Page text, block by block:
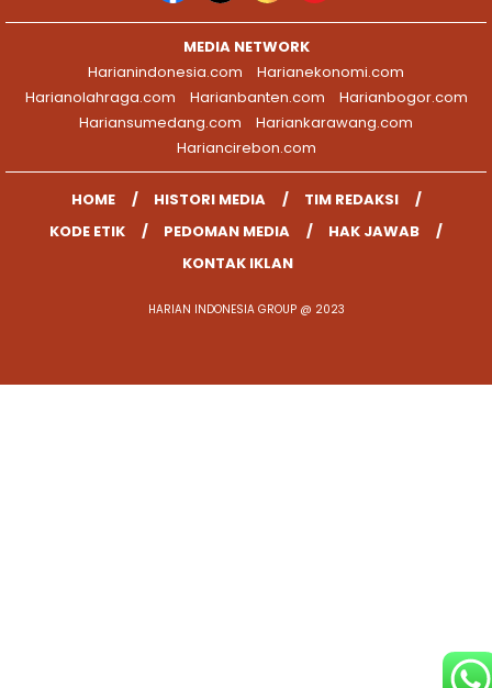
MEDIA NETWORK
Harianindonesia.com
Harianekonomi.com
Harianolahraga.com
Harianbanten.com
Harianbogor.com
Hariansumedang.com
Hariankarawang.com
Hariancirebon.com
HOME HISTORI MEDIA
TIM REDAKSI
KODE ETIK
PEDOMAN MEDIA
HAK JAWAB
KONTAK IKLAN
HARIAN INDONESIA GROUP @ 2023